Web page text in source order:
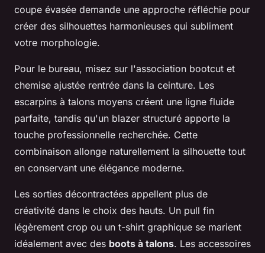
coupe évasée demande une approche réfléchie pour
créer des silhouettes harmonieuses qui subliment
votre morphologie.
Pour le bureau, misez sur l'association bootcut et
chemise ajustée rentrée dans la ceinture. Les
escarpins à talons moyens créent une ligne fluide
parfaite, tandis qu'un blazer structuré apporte la
touche professionnelle recherchée. Cette
combinaison allonge naturellement la silhouette tout
en conservant une élégance moderne.
Les sorties décontractées appellent plus de
créativité dans le choix des hauts. Un pull fin
légèrement crop ou un t-shirt graphique se marient
idéalement avec des boots à talons. Les accessoires